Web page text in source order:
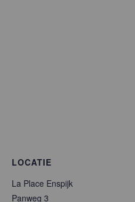
LOCATIE
La Place Enspijk
Panweg 3